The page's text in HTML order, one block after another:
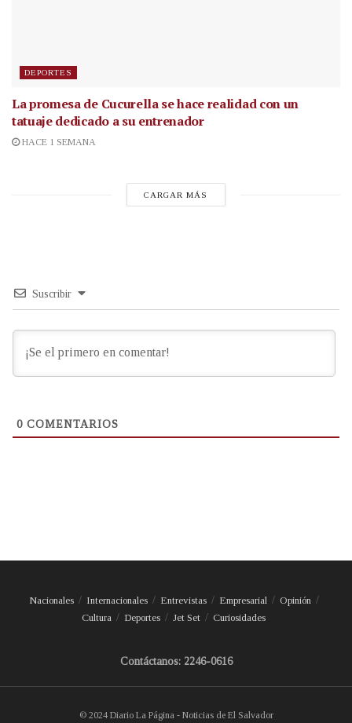
DEPORTES
La promesa de Cucurella se hace realidad con un
tatuaje dedicado a su entrenador
HACE 1 SEMANA
CARGAR MÁS
Suscribir
0 COMENTARIOS
Nacionales Internacionales Entrevistas Empresarial
Opinión
Cultura
Deportes Jet Set Curiosidades
Contáctanos: 2246-0616
© 2024 Diario La Página - Noticias de El Salvador